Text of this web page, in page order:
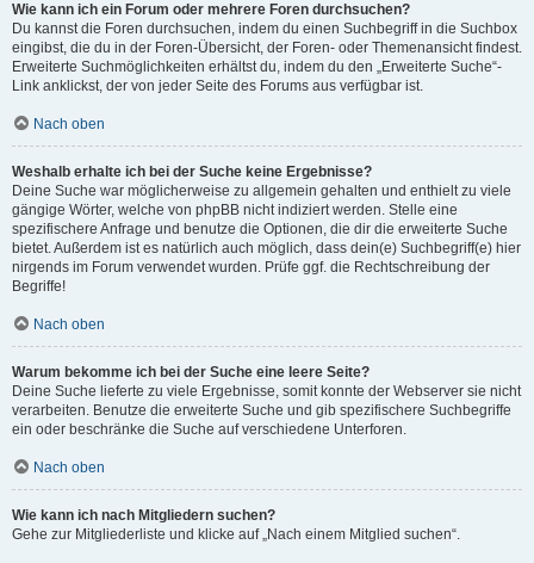
Wie kann ich ein Forum oder mehrere Foren durchsuchen?
Du kannst die Foren durchsuchen, indem du einen Suchbegriff in die Suchbox
eingibst, die du in der Foren-Übersicht, der Foren- oder Themenansicht findest.
Erweiterte Suchmöglichkeiten erhältst du, indem du den „Erweiterte Suche“-
Link anklickst, der von jeder Seite des Forums aus verfügbar ist.
Nach oben
Weshalb erhalte ich bei der Suche keine Ergebnisse?
Deine Suche war möglicherweise zu allgemein gehalten und enthielt zu viele
gängige Wörter, welche von phpBB nicht indiziert werden. Stelle eine
spezifischere Anfrage und benutze die Optionen, die dir die erweiterte Suche
bietet. Außerdem ist es natürlich auch möglich, dass dein(e) Suchbegriff(e) hier
nirgends im Forum verwendet wurden. Prüfe ggf. die Rechtschreibung der
Begriffe!
Nach oben
Warum bekomme ich bei der Suche eine leere Seite?
Deine Suche lieferte zu viele Ergebnisse, somit konnte der Webserver sie nicht
verarbeiten. Benutze die erweiterte Suche und gib spezifischere Suchbegriffe
ein oder beschränke die Suche auf verschiedene Unterforen.
Nach oben
Wie kann ich nach Mitgliedern suchen?
Gehe zur Mitgliederliste und klicke auf „Nach einem Mitglied suchen“.